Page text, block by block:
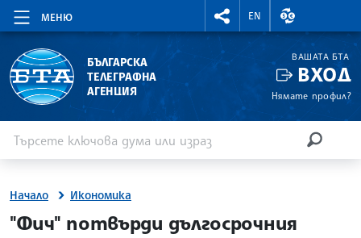
МЕНЮ
RIGHTMENU.SOCIAL
EN
ВАЛУТНИ
БЪЛГАРСКА
ТЕЛЕГРАФНА
АГЕНЦИЯ
ВАШАТА БТА
ВХОД
Нямате профил?
Начало Икономика
site.bta
"Фич" потвърди дългосрочния